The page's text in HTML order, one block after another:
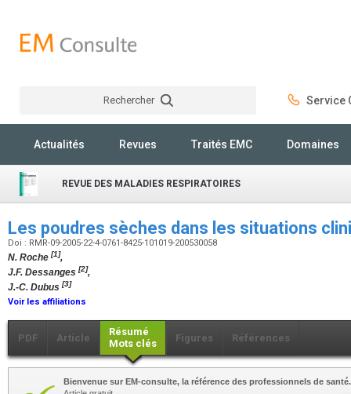
Rechercher Service
Actualités Revues Traités EMC Domaines
REVUE DES MALADIES RESPIRATOIRES
Les poudres sèches dans les situations
Doi : RMR-09-2005-22-4-0761-8425-101019-200530058
N. Roche [1],
J.F. Dessanges [2],
J.-C. Dubus [3]
Voir les affiliations
PDF Article
Résumé
Mots clés
Figures Références
Bienvenue sur EM-consulte, la référence des professionnels de santé.